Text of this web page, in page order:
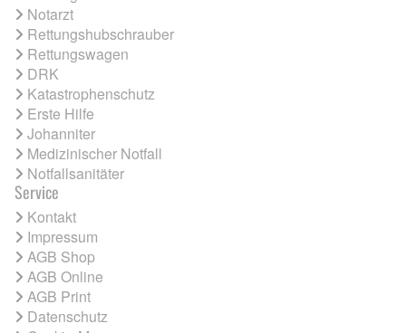
Notarzt
Rettungshubschrauber
Rettungswagen
DRK
Katastrophenschutz
Erste Hilfe
Johanniter
Medizinischer Notfall
Notfallsanitäter
Service
Kontakt
Impressum
AGB Shop
AGB Online
AGB Print
Datenschutz